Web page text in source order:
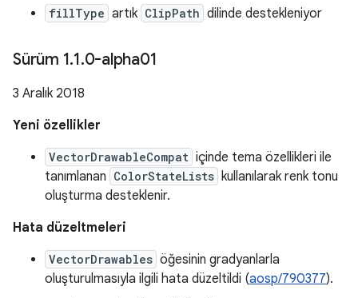
fillType artık ClipPath dilinde destekleniyor
Sürüm 1.1.0-alpha01
3 Aralık 2018
Yeni özellikler
VectorDrawableCompat içinde tema özellikleri ile
tanımlanan ColorStateLists kullanılarak renk tonu
oluşturma desteklenir.
Hata düzeltmeleri
VectorDrawables öğesinin gradyanlarla
oluşturulmasıyla ilgili hata düzeltildi (aosp/790377).